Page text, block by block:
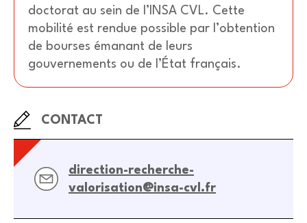
doctorat au sein de l’INSA CVL. Cette
mobilité est rendue possible par l’obtention
de bourses émanant de leurs
gouvernements ou de l’État français.
CONTACT
direction-recherche-
valorisation@insa-cvl.fr